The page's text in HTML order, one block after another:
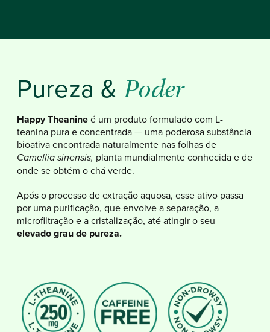
Pureza & Poder
Happy Theanineé um produto formulado com L-
teanina pura e concentrada — uma poderosa substância
bioativa encontrada naturalmente nas folhas de
Camellia sinensis, planta mundialmente conhecida e de
onde se obtém o chá verde.
Após o processo de extração aquosa, esse ativo passa
por uma purificação, que envolve a separação, a
microfiltração e a cristalização, até atingir o seu
elevado grau de pureza.